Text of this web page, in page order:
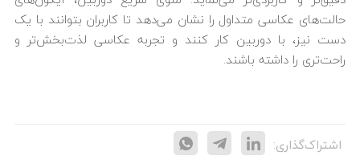
حالت‌های عکاسی متداول را نشان می‌دهد تا کاربران بتوانند با یک
دست نیز، با دوربین کار کنند و تجربه عکاسی لذت‌بخش‌تر و
راحت‌تری را داشته باشند.
اشتراک‌گذاری: